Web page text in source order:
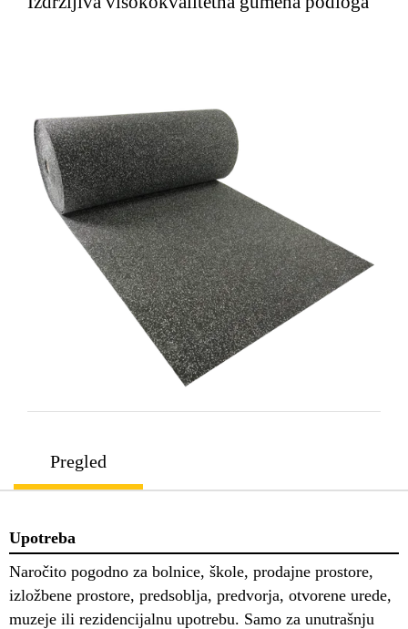
Pregled
Upotreba
Naročito pogodno za bolnice, škole, prodajne prostore,
izložbene prostore, predsoblja, predvorja, otvorene urede,
muzeje ili rezidencijalnu upotrebu. Samo za unutrašnju